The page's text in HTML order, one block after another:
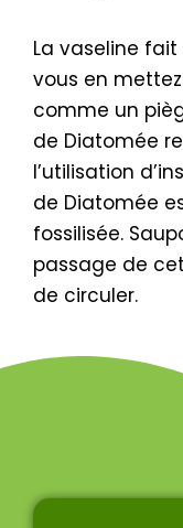
La vaseline
vous en
comme un
de Diatomée
l’utilisation
de Diatomée
fossilisée.
passage de
de circuler.